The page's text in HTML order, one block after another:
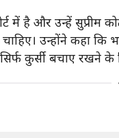
में है और उन्हें सुप्रीम
उन्होंने कहा
कुर्सी बचाए रखने के